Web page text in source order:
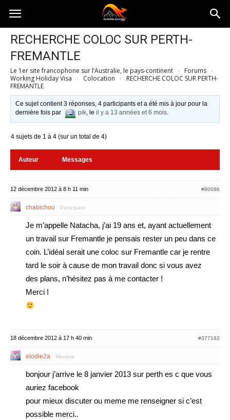
Australia-
australie.com
RECHERCHE COLOC SUR PERTH-
FREMANTLE
Le 1er site francophone sur l’Australie, le pays-continent › Forums ›
Working Holiday Visa › Colocation ›
RECHERCHE COLOC SUR PERTH-
FREMANTLE
Ce sujet contient 3 réponses, 4 participants et a été mis à jour pour la
dernière fois par
pik, leil y a 13 années et 6 mois.
4 sujets de 1 à 4 (sur un total de 4)
Auteur Messages
12 décembre 2012 à 8 h 11 min #80096
chabichou Participant
Je m’appelle Natacha, j’ai 19 ans et, ayant actuellement
un travail sur Fremantle je pensais rester un peu dans ce
coin. L’idéal serait une coloc sur Fremantle car je rentre
tard le soir à cause de mon travail donc si vous avez
des plans, n’hésitez pas à me contacter !
Merci !
18 décembre 2012 à 17 h 40 min #377182
elodie2a Membre
bonjour j’arrive le 8 janvier 2013 sur perth es c que vous
auriez facebook
pour mieux discuter ou meme me renseigner si c’est
possible merci..